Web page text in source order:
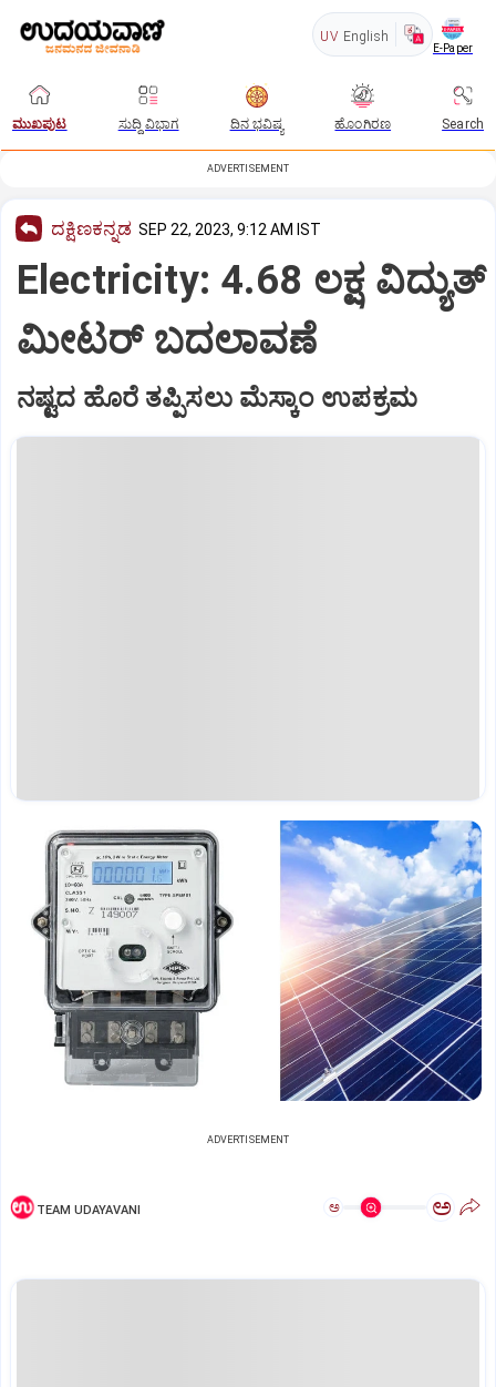
UV English
E-Paper
ಮುಖಪುಟ ಸುದ್ದಿ ವಿಭಾಗ ದಿನ ಭವಿಷ್ಯ ಹೊಂಗಿರಣ Search
ADVERTISEMENT
ದಕ್ಷಿಣಕನ್ನಡ SEP 22, 2023, 9:12 AM IST
Electricity: 4.68 ಲಕ್ಷ ವಿದ್ಯುತ್‌
ಮೀಟರ್‌ ಬದಲಾವಣೆ
ನಷ್ಟದ ಹೊರೆ ತಪ್ಪಿಸಲು ಮೆಸ್ಕಾಂ ಉಪಕ್ರಮ
ADVERTISEMENT
TEAM UDAYAVANI ಅ ಅ